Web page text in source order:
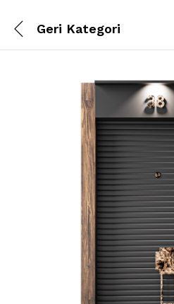
Geri Kategori